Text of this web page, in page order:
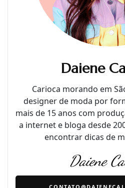
Daiene
Carioca morando em
designer de moda por
mais de 15 anos com
a internet e bloga desde
encontrar dicas de
Daiene